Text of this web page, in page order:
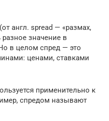
англ. spread — «размах,
значение в
в целом спред — это
ценами, ставками
применительно к
спредом называют